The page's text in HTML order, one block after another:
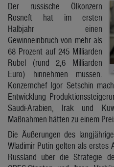
Der russische Ölkonzern
Rosneft hat im ersten
Halbjahr einen
Gewinneinbruch von mehr als
68 Prozent auf 245 Milliarden
Rubel (rund 2,6 Milliarden
Euro) hinnehmen müssen.
Konzernchef Igor Setschin
Entwicklung
Saudi-Arabien, Irak und
Maßnahmen hätten zu einem
Die Äußerungen des
Wladimir Putin gelten als erstes
Russland über die Strategie